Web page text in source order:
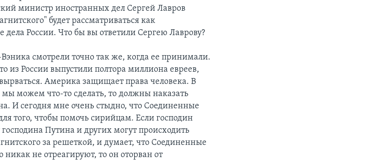
министр иностранных дел Сергей Лавров
будет рассматриваться как
дела России. Что бы вы ответили Сергею Лаврову?
смотрели точно так же, когда ее принимали.
из России выпустили полтора миллиона евреев,
Америка защищает права человека. В
можем что-то сделать, то должны наказать
И сегодня мне очень стыдно, что Соединенные
того, чтобы помочь сирийцам. Если господин
господина Путина и других могут происходить
за решеткой, и думает, что Соединенные
не отреагируют, то он оторван от